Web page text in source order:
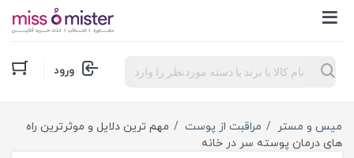
Products
search ورود
میس و مستر مراقبت از پوست
مهم ترین دلایل و موثرترین راه
های درمان پوسته سر در خانه